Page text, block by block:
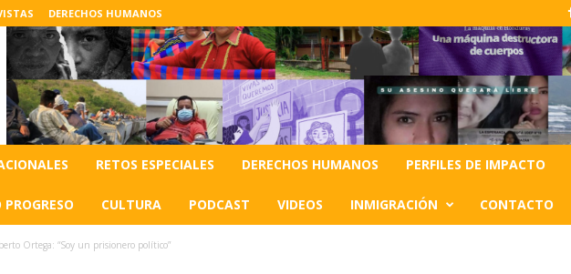
DERECHOS HUMANOS
RETOS ESPECIALES DERECHOS HUMANOS PERFILES DE IMPACTO
PROGRESO CULTURA PODCAST VIDEOS INMIGRACIÓN CONTACTO
Ortega: “Soy un prisionero político”